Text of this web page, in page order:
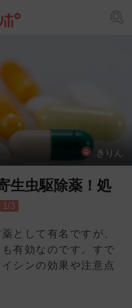
きりん
生虫駆除薬！処
1/3
として有名ですが、
有効なのです。すで
シンの効果や注意点